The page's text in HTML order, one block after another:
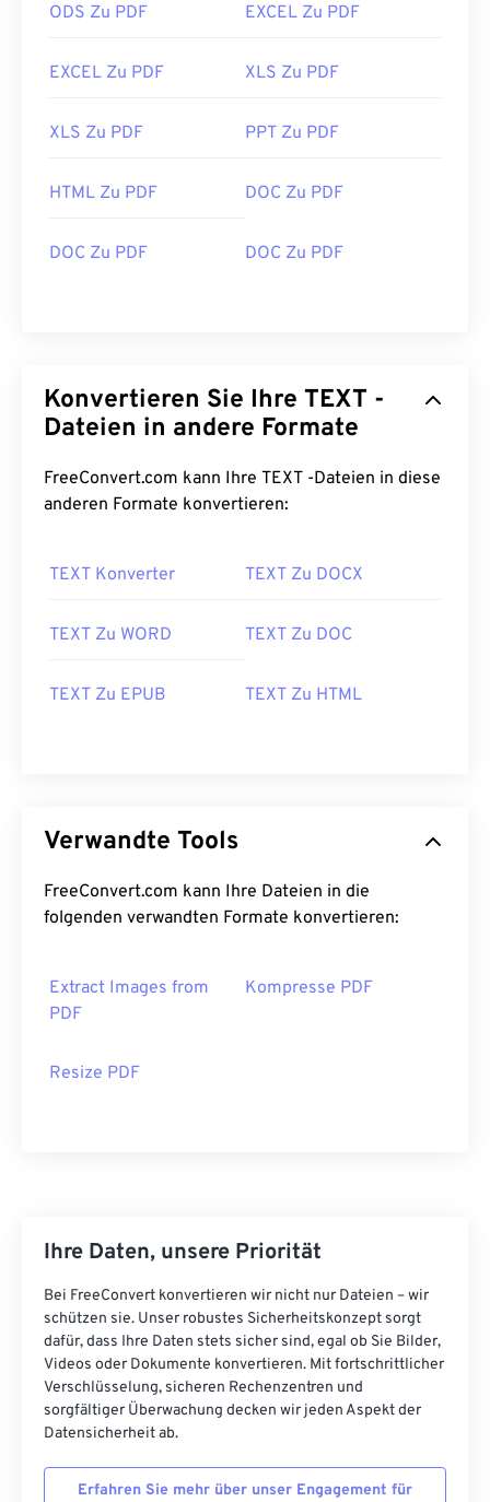
ODS Zu PDF EXCEL Zu PDF
EXCEL Zu PDF XLS Zu PDF
XLS Zu PDF PPT Zu PDF
HTML Zu PDF DOC Zu PDF
DOC Zu PDF DOC Zu PDF
Konvertieren Sie Ihre TEXT -
Dateien in andere Formate
FreeConvert.com kann Ihre TEXT -Dateien in diese
anderen Formate konvertieren:
TEXT Konverter TEXT Zu DOCX
TEXT Zu WORD TEXT Zu DOC
TEXT Zu EPUB TEXT Zu HTML
Verwandte Tools
FreeConvert.com kann Ihre Dateien in die
folgenden verwandten Formate konvertieren:
Extract Images from
PDF
Kompresse PDF
Resize PDF
Ihre Daten, unsere Priorität
Bei FreeConvert konvertieren wir nicht nur Dateien – wir
schützen sie. Unser robustes Sicherheitskonzept sorgt
dafür, dass Ihre Daten stets sicher sind, egal ob Sie Bilder,
Videos oder Dokumente konvertieren. Mit fortschrittlicher
Verschlüsselung, sicheren Rechenzentren und
sorgfältiger Überwachung decken wir jeden Aspekt der
Datensicherheit ab.
Erfahren Sie mehr über unser Engagement für